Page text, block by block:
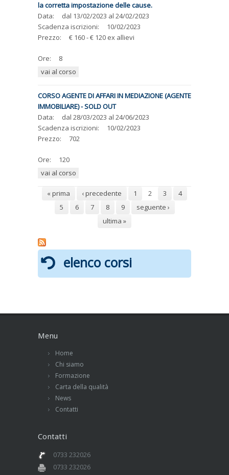
la corretta impostazione delle cause.
Data:
dal 13/02/2023 al 24/02/2023
Scadenza iscrizioni:
10/02/2023
Prezzo:
€ 160 - € 120 ex allievi
Ore:
8
vai al corso
CORSO AGENTE DI AFFARI IN MEDIAZIONE (AGENTE
IMMOBILIARE) - SOLD OUT
Data:
dal 28/03/2023 al 24/06/2023
Scadenza iscrizioni:
10/02/2023
Prezzo:
702
Ore:
120
vai al corso
Pagine
« prima ‹ precedente 1 2 3
4
5
6 7 8 9
seguente ›
ultima »
elenco corsi
Menu
Home
Chi siamo
Formazione
Carta della qualità
News
Contatti
Contatti
0733 232026
0733 232026